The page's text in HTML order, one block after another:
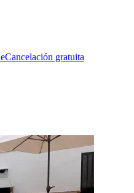
Cancelación gratuita